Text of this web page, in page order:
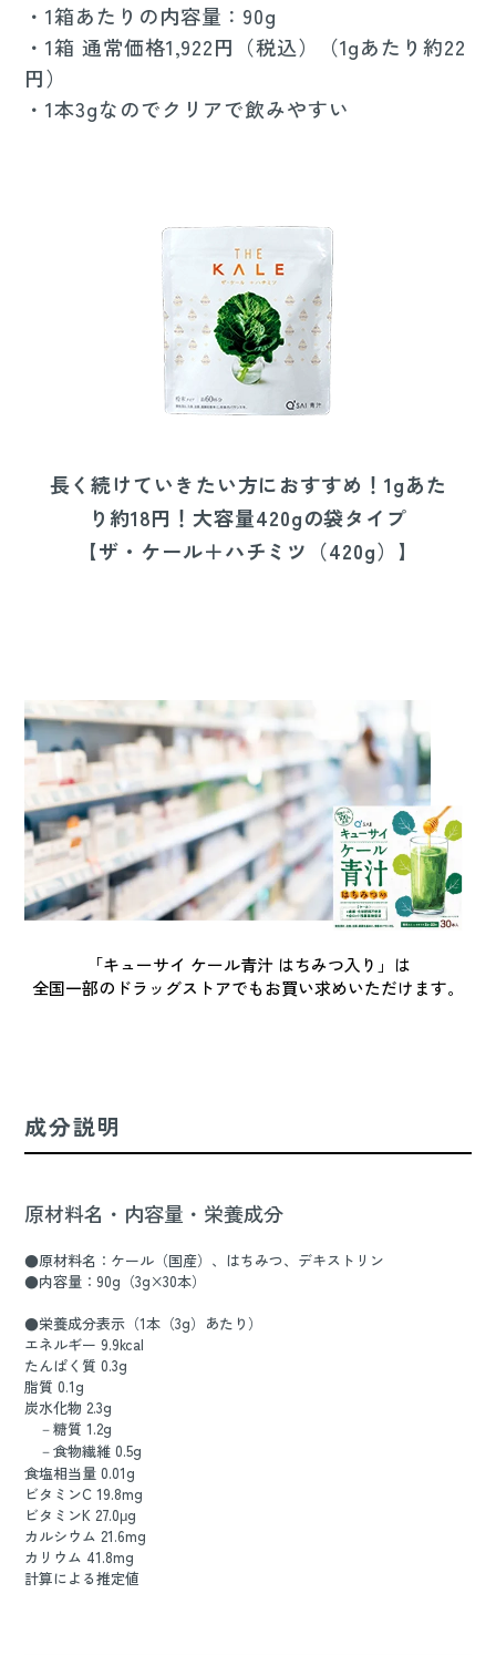
・1箱あたりの内容量：90g
・1箱 通常価格1,922円（税込）（1gあたり約22
円）
・1本3gなのでクリアで飲みやすい
長く続けていきたい方におすすめ！1gあた
り約18円！大容量420gの袋タイプ
【ザ・ケール＋ハチミツ（420g）】
「キューサイ ケール青汁 はちみつ入り」は
全国一部のドラッグストアでもお買い求めいただけます。
成分説明
原材料名・内容量・栄養成分
●原材料名：ケール（国産）、はちみつ、デキストリン
●内容量：90g（3g×30本）
●栄養成分表示（1本（3g）あたり）
エネルギー 9.9kcal
たんぱく質 0.3g
脂質 0.1g
炭水化物 2.3g
－糖質 1.2g
－食物繊維 0.5g
食塩相当量 0.01g
ビタミンC 19.8mg
ビタミンK 27.0μg
カルシウム 21.6mg
カリウム 41.8mg
計算による推定値